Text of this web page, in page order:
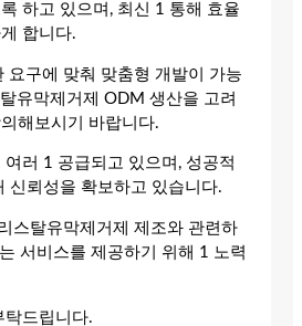
하고 있으며, 최신 1 통해 효율
합니다.
요구에 맞춰 맞춤형 개발이 가능
유막제거제 ODM 생산을 고려
해보시기 바랍니다.
러 1 공급되고 있으며, 성공적
신뢰성을 확보하고 있습니다.
스탈유막제거제 제조와 관련하
서비스를 제공하기 위해 1 노력
탁드립니다.